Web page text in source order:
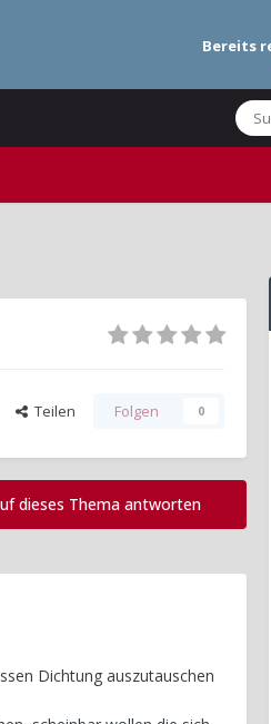
Bereits
Teilen Folgen 0
dieses Thema antworten
Dichtung auszutauschen